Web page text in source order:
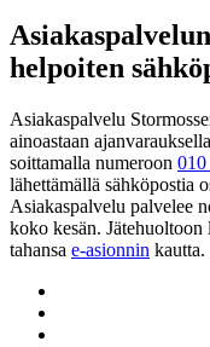
helpoiten
Asiakaspalvelu
ainoastaan
soittamalla numeroon 010
lähettämällä sähköpostia
Asiakaspalvelu palvelee
koko kesän.
tahansa e-asionnin kautta.